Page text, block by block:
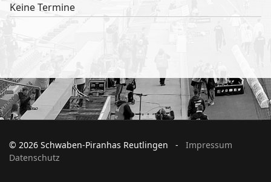
Keine Termine
© 2026 Schwaben-Piranhas Reutlingen - Impressum
Datenschutz